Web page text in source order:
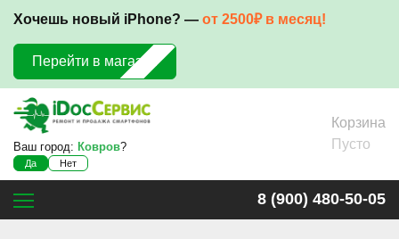
Хочешь новый iPhone? — от 2500₽ в месяц!
Перейти в магазин
Ваш город: Ковров?
Да Нет
Корзина
Пусто
8 (900) 480-50-05